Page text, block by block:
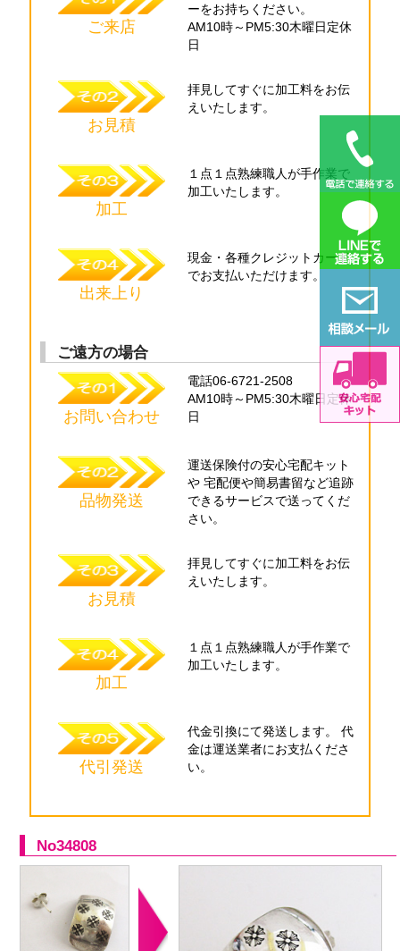
ご来店
ーをお持ちください。
AM10時～PM5:30木曜日定休
日
お見積
拝見してすぐに加工料をお伝
え いたします。
加工
１点１点熟練職人が手作業で
加工いたします。
出来上り
現金・各種クレジットカード
でお支払いただけます。
ご遠方の場合
お問い合わせ
電話06-6721-2508
AM10時～PM5:30木曜日定休
日
品物発送
運送保険付の安心宅配キット
や宅配便や簡易書留など追跡
できるサービスで送ってくだ
さい。
お見積
拝見してすぐに加工料をお伝
え いたします。
加工
１点１点熟練職人が手作業で
加工いたします。
代引発送
代金引換にて発送します。
代
金は運送業者にお支払くださ
い。
No34808